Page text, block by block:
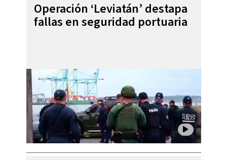
Operación ‘Leviatán’ destapa
fallas en seguridad portuaria